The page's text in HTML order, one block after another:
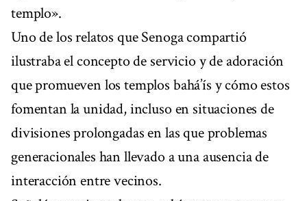
templo».
Uno de los relatos que Senoga compartió
ilustraba el concepto de servicio y de adoración
que promueven los templos bahá’ís y cómo estos
fomentan la unidad, incluso en situaciones de
divisiones prolongadas en las que problemas
generacionales han llevado a una ausencia de
interacción entre vecinos.